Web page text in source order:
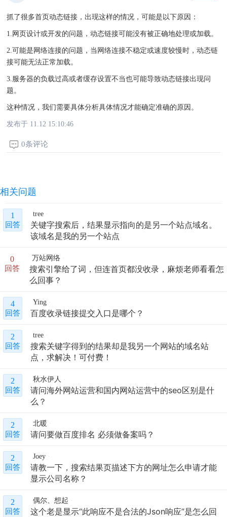
抓了很多首页动态链接，出现这样的情况，可能是以下原因：
1.网页设计或开发的问题，动态链接可能没有被正确地处理或加载。
2.可能是网络连接的问题，当网络连接不稳定或速度较慢时，动态链
接可能无法正常加载。
3.服务器的负载过高或者缓存设置不当也可能导致动态链接出现问
题。
这种情况，我们需要具体分析具体情况才能确定准确的原因。
发布于 11.12 15:10:46
0条评论
相关问题
1
回答
tree
关键字搜索后，结果显示指向的是另一个站点域名。
该域名是我的另一个站点
0
回答
万站网络
搜索引擎给了词，但连首页都没收录，麻烦老师看看怎
么回事？
4
回答
Ying
百度收录链接提交入口是哪个？
2
回答
tree
搜索关键字得到的结果却是我另一个网站的域名站
点，求解决！可付费！
2
回答
秋水伊人
请问海外网站运营和国内网站运营中的seo区别是什
么？
2
回答
北暖
请问要做百度排名 必须做备案吗？
2
回答
Joey
请教一下，搜索结果页描述下方的网址怎么申请才能
显示公司名称？
2
回答
偶尔、想起
这个老是显示“此响应不是合法的Json响应”是怎么回